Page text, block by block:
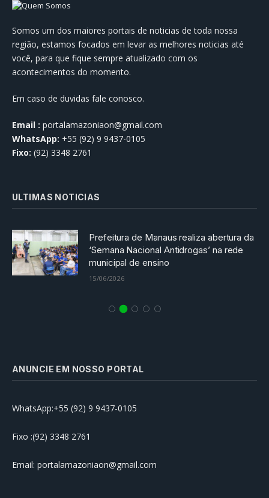
Somos um dos maiores portais de noticias de toda nossa
região, estamos focados em levar as melhores noticias até
você, para que fique sempre atualizado com os
acontecimentos do momento.
Em caso de duvidas fale conosco.
Email : portalamazoniaon@gmail.com
WhatsApp: +55 (92) 9 9437-0105
Fixo: (92) 3348 2761
ULTIMAS NOTICIAS
Prefeitura de Manaus realiza abertura da
‘Semana Nacional Antidrogas’ na rede
municipal de ensino
15/06/2026
ANUNCIE EM NOSSO PORTAL
WhatsApp:+55 (92) 9 9437-0105
Fixo :(92) 3348 2761
Email: portalamazoniaon@gmail.com